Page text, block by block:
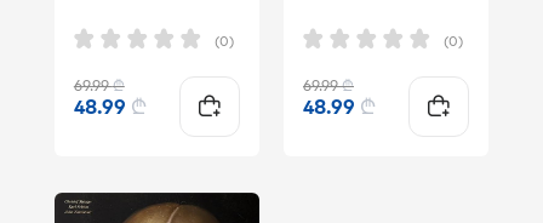
(0)
69.99₾
48.99 ₾
(0)
69.99₾
48.99 ₾